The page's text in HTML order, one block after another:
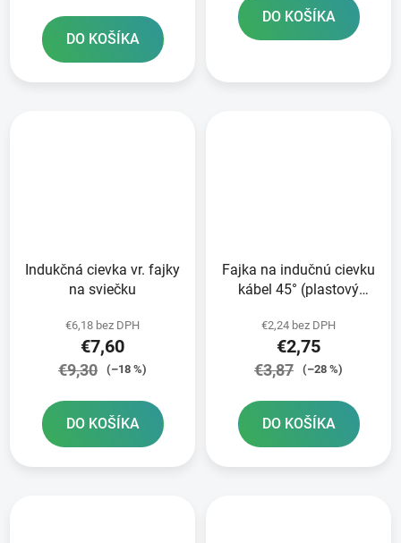
DO KOŠÍKA
DO KOŠÍKA
Indukčná cievka vr. fajky
na sviečku
€6,18 bez DPH
€7,60
€9,30 (–18 %)
DO KOŠÍKA
Fajka na indučnú cievku
kábel 45° (plastový
€2,24 bez DPH
€2,75
€3,87 (–28 %)
DO KOŠÍKA